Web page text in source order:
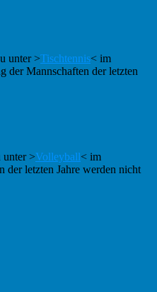
unter >Tischtennis< im
der Mannschaften der letzten
unter >Volleyball< im
der letzten Jahre werden nicht